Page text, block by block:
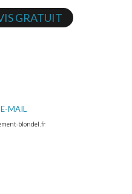
GRATUIT
E-MAIL
blondel.fr